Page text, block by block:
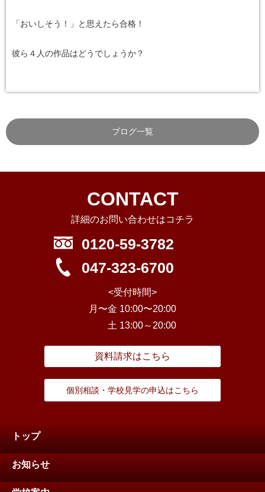
「おいしそう！」と思えたら合格！
彼ら４人の作品はどうでしょうか？
ブログ一覧
CONTACT
詳細のお問い合わせはコチラ
0120-59-3782
047-323-6700
<受付時間>
月〜金 10:00〜20:00
土 13:00～20:00
資料請求はこちら
個別相談・学校見学の申込はこちら
トップ
お知らせ